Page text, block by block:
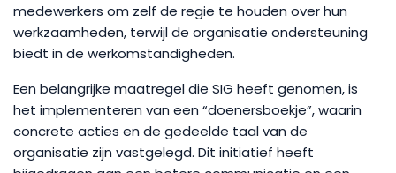
medewerkers om zelf de regie te houden over hun
werkzaamheden, terwijl de organisatie ondersteuning
biedt in de werkomstandigheden.
Een belangrijke maatregel die SIG heeft genomen, is
het implementeren van een “doenersboekje”, waarin
concrete acties en de gedeelde taal van de
organisatie zijn vastgelegd. Dit initiatief heeft